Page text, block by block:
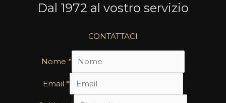
Dal 1972 al vostro servizio
CONTATTACI
Nome *
Email*